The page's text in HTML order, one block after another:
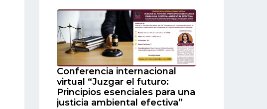
Conferencia internacional
virtual “Juzgar el futuro:
Principios esenciales para una
justicia ambiental efectiva”